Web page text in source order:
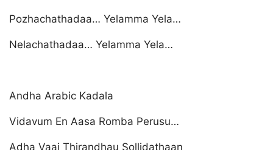
Pozhachathadaa… Yelamma Yela…
Nelachathadaa… Yelamma Yela…
Andha Arabic Kadala
Vidavum En Aasa Romba Perusu…
Adha Vaai Thirandhau Sollidathaan